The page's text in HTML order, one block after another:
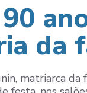
da
matriarca